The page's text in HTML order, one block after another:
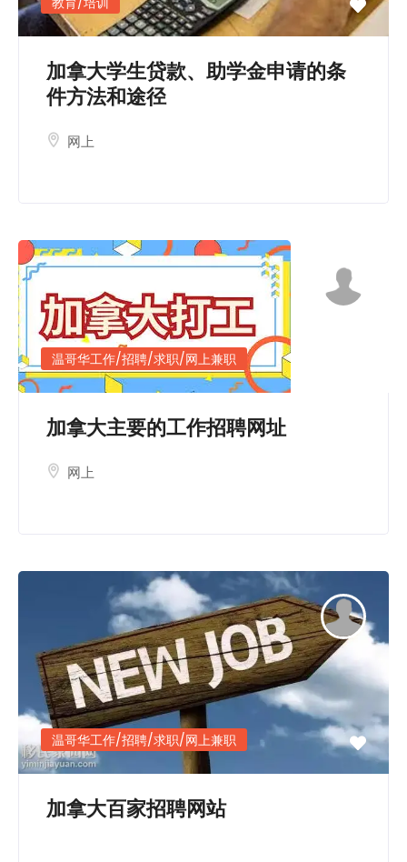
English
加拿大学生贷款、助学金申请的条
件方法和途径
网上
温哥华工作/招聘/求职/网上兼职
加拿大主要的工作招聘网址
网上
温哥华工作/招聘/求职/网上兼职
加拿大百家招聘网站